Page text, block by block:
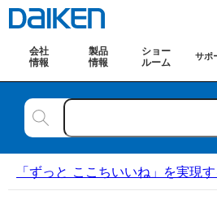
会社
情報
製品
情報
ショー
ルーム
サポ
「ずっと ここちいいね」を実現